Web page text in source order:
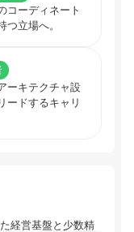
コーディネート
立場へ。
ーキテクチャ設
ードするキャリ
経営基盤と少数精